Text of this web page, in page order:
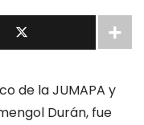
de la JUMAPA y
Durán, fue